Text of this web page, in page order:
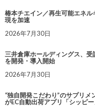
椿本チエイン／再生可能エネ
現を加速
2026年7月30日
三井倉庫ホールディングス、受
を開発・導入開始
2026年7月30日
“独自開発こだわり”のサプリメ
がEC自動出荷アプリ「シッピ